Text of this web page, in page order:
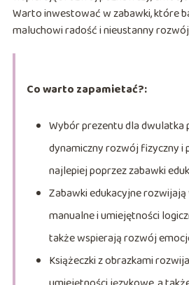
Warto inwestować w zabawki, które
maluchowi radość i nieustanny
Co warto zapamietać?:
Wybór prezentu dla dwulatka
dynamiczny rozwój fizyczny i
najlepiej poprzez zabawki
Zabawki edukacyjne
manualne i umiejętności
także wspierają rozwój
Książeczki z obrazkami